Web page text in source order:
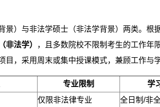
景）与非法学硕士（非法学背景）两类。根
非法学）
，且多数院校不限制考生的工作年
目，采用周末或集中授课模式，兼顾工作与学
专业限制
学
仅限非法律专业
全日制/非